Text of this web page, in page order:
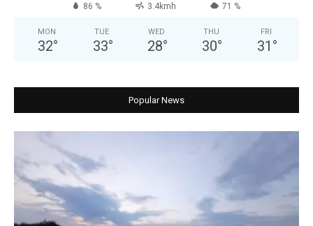
86 % 3.4kmh 71 %
MON
32°
TUE
33°
WED
28°
THU
30°
FRI
31 °
Popular News